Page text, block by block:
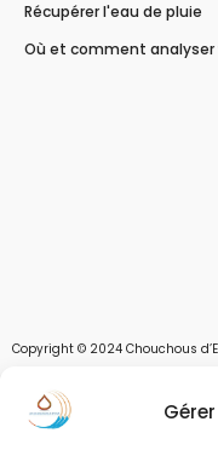
Récupérer l'eau de pluie
Où et comment analyser
Copyright © 2024 Chouchous
Les chouchous d’Esa vous
pluie, et des moyens pour